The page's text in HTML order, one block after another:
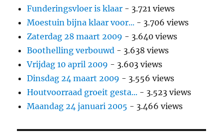
Funderingsvloer is klaar - 3.721 views
Moestuin bijna klaar voor... - 3.706 views
Zaterdag 28 maart 2009 - 3.640 views
Boothelling verbouwd - 3.638 views
Vrijdag 10 april 2009 - 3.603 views
Dinsdag 24 maart 2009 - 3.556 views
Houtvoorraad groeit gesta... - 3.523 views
Maandag 24 januari 2005 - 3.466 views